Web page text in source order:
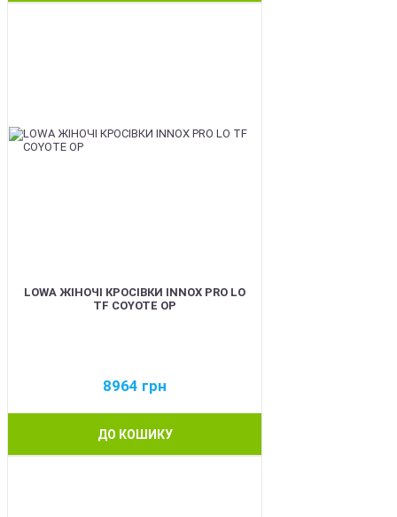
LOWA ЖІНОЧІ КРОСІВКИ INNOX PRO LO
TF COYOTE OP
8964 грн
ДО КОШИКУ